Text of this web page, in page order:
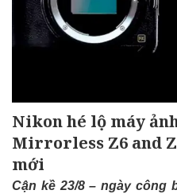
Nikon hé lộ máy
Mirrorless Z6 and
mới
Cận kề 23/8 – ngày công